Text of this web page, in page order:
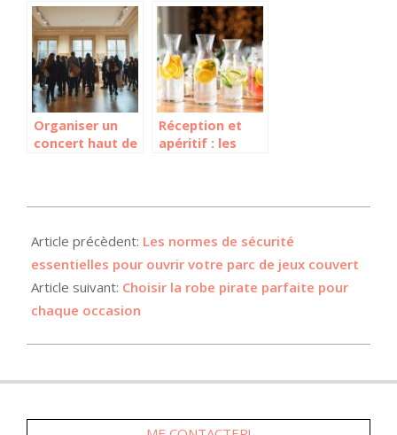
dînatoire festif
qui ravira votre
cercle d’amis
pour vos achats
de vodka
Organiser un
concert haut de
Réception et
apéritif : les
06-
23
Article précèdent: Les normes de sécurité
essentielles pour ouvrir votre parc de jeux couvert
Article suivant: Choisir la robe pirate parfaite pour
chaque occasion